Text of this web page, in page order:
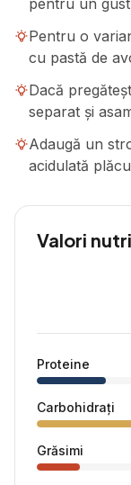
pentru un
Pentru o
cu pastă de
Dacă
separat și
Adaugă un
acidulată
Valori
Proteine
Carbohidrați
Grăsimi